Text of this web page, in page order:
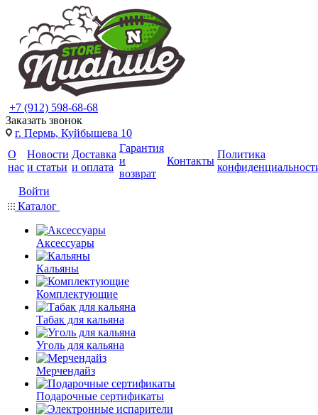
+7 (912) 598-68-68
Заказать звонок
г. Пермь, Куйбышева 10
О
нас
Новости
и статьи
Доставка
и оплата
Гарантия
и
возврат
Контакты
Политика
Войти
Каталог
Аксессуары
Кальяны
Комплектующие
Табак для кальяна
Уголь для кальяна
Мерчендайз
Подарочные сертификаты